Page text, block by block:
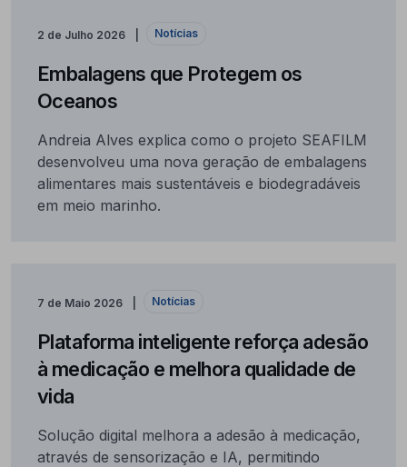
2 de Julho 2026 Notícias
Embalagens que Protegem os
Oceanos
Andreia Alves explica como o projeto SEAFILM
desenvolveu uma nova geração de embalagens
alimentares mais sustentáveis e biodegradáveis
em meio marinho.
7 de Maio 2026 Notícias
Plataforma inteligente reforça adesão
à medicação e melhora qualidade de
vida
Solução digital melhora a adesão à medicação,
através de sensorização e IA, permitindo